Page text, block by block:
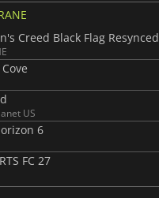
Creed Black Flag Resynced
US
6
FC 27